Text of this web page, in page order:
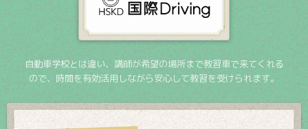
自動車学校とは違い、講師が希望の場所まで教習車で来てくれる
ので、時間を有効活用しながら安心して教習を受けられます。